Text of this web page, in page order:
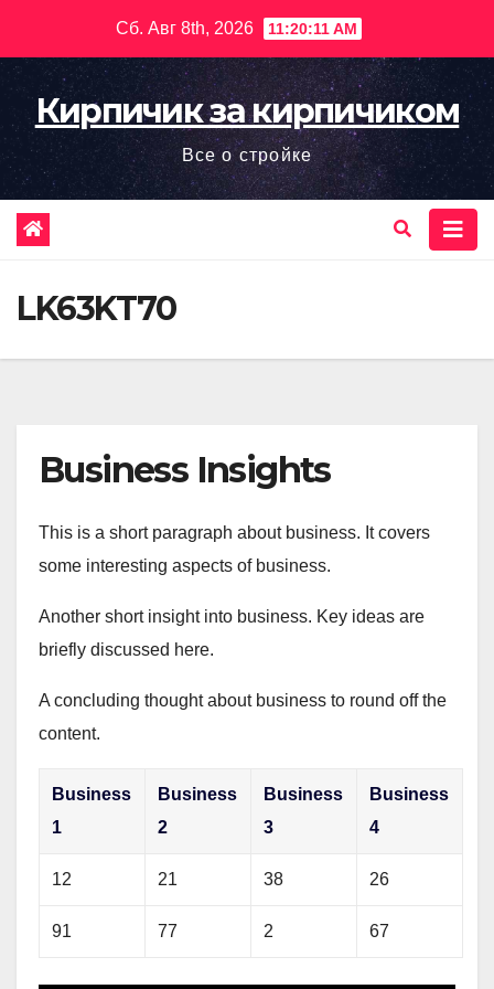
содержимому
Сб. Авг 8th, 2026 11:20:13 AM
Кирпичик за кирпичиком
Все о стройке
LK63KT70
Business Insights
This is a short paragraph about business. It covers
some interesting aspects of business.
Another short insight into business. Key ideas are
briefly discussed here.
A concluding thought about business to round off the
content.
Business
1
Business
2
Business
3
Business
4
12 21 38 26
91 77 2 67